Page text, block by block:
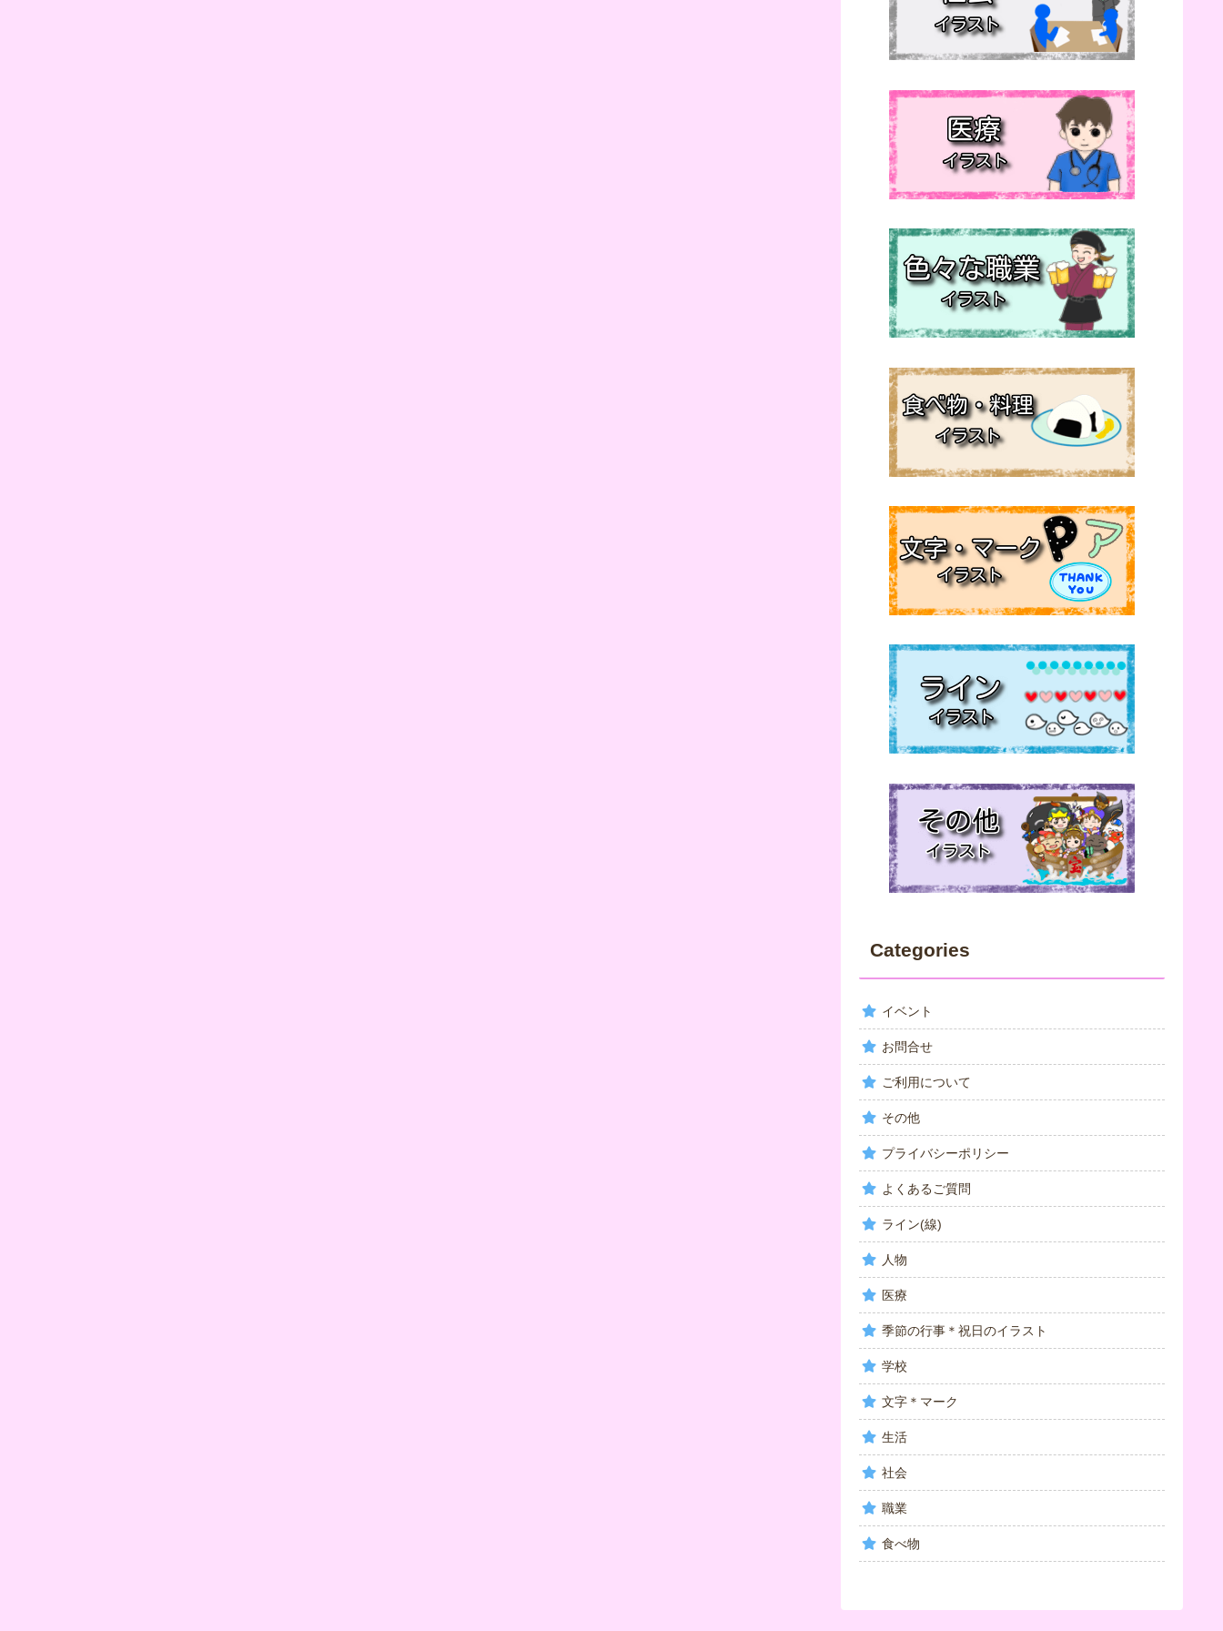
Categories
イベント
お問合せ
ご利用について
その他
プライバシーポリシー
よくあるご質問
ライン(線)
人物
医療
季節の行事＊祝日のイラスト
学校
文字＊マーク
生活
社会
職業
食べ物